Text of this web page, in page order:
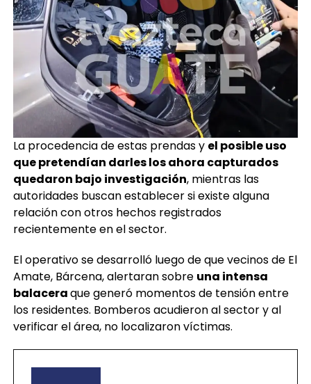
La procedencia de estas prendas y el posible uso
que pretendían darles los ahora capturados
quedaron bajo investigación, mientras las
autoridades buscan establecer si existe alguna
relación con otros hechos registrados
recientemente en el sector.
El operativo se desarrolló luego de que vecinos de El
Amate, Bárcena, alertaran sobre una intensa
balaceraque generó momentos de tensión entre
los residentes. Bomberos acudieron al sector y al
verificar el área, no localizaron víctimas.